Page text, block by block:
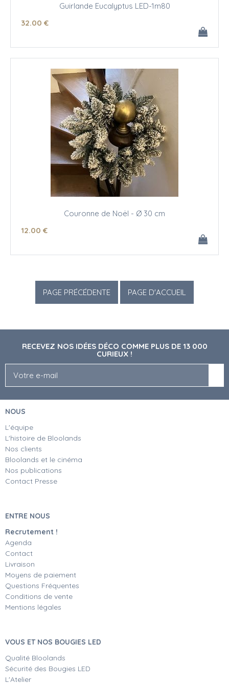
Guirlande Eucalyptus LED-1m80
32.00 €
Couronne de Noël - Ø 30 cm
12.00 €
RECEVEZ NOS IDÉES DÉCO COMME PLUS DE 13 000
CURIEUX !
NOUS
L'équipe
L'histoire de Bloolands
Nos clients
Bloolands et le cinéma
Nos publications
Contact Presse
ENTRE NOUS
Recrutement !
Agenda
Contact
Livraison
Moyens de paiement
Questions Fréquentes
Conditions de vente
Mentions légales
VOUS ET NOS BOUGIES LED
Qualité Bloolands
Sécurité des Bougies LED
L'Atelier